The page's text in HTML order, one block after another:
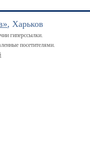
, Харьков
гиперссылки.
посетителями.